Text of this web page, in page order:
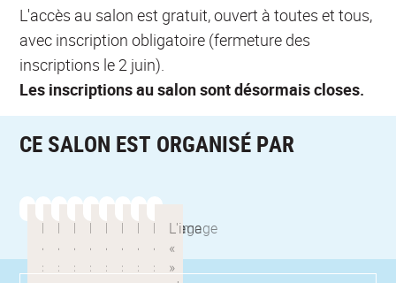
L'accès au salon est gratuit, ouvert à toutes et tous,
avec inscription obligatoire (fermeture des
inscriptions le 2 juin).
Les inscriptions au salon sont désormais closes.
CE SALON EST ORGANISÉ PAR